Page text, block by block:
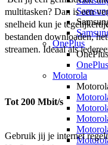
OnePlus
Motorola
multitasken? Dan is een
snelheid kun je
bestanden downloaden,
streamen. Ideaal als
Tot 200 Mbit/s
Gebruik jij je internet